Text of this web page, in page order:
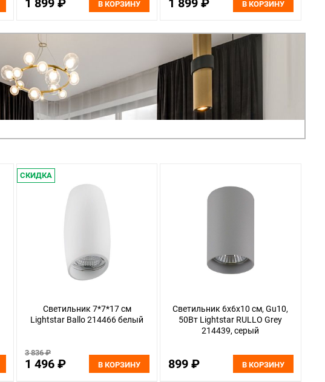
В КОРЗИНУ В КОРЗИНУ
СКИДКА
Светильник 7*7*17 см
Lightstar Ballo 214466 белый
3 836 ₽
1 496 ₽ В КОРЗИНУ
Светильник 6x6x10 см, Gu10,
50Вт Lightstar RULLO Grey
214439, серый
899 ₽ В КОРЗИНУ